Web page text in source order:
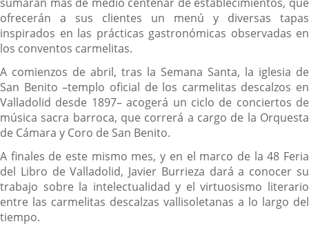
ofrecerán a sus clientes un menú y diversas tapas
inspirados en las prácticas gastronómicas observadas en
los conventos carmelitas.
A comienzos de abril, tras la Semana Santa, la iglesia de
San Benito –templo oficial de los carmelitas descalzos en
Valladolid desde 1897– acogerá un ciclo de conciertos de
música sacra barroca, que correrá a cargo de la Orquesta
de Cámara y Coro de San Benito.
A finales de este mismo mes, y en el marco de la 48 Feria
del Libro de Valladolid, Javier Burrieza dará a conocer su
trabajo sobre la intelectualidad y el virtuosismo literario
entre las carmelitas descalzas vallisoletanas a lo largo del
tiempo.